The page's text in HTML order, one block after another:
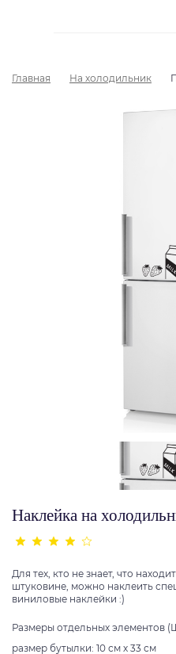
Главная На холодильник
Наклейка на
Для тех, кто не знает, что
штуковине, можно наклеить
виниловые наклейки :)
Размеры отдельных элементов
размер бутылки: 10 см х 33 см